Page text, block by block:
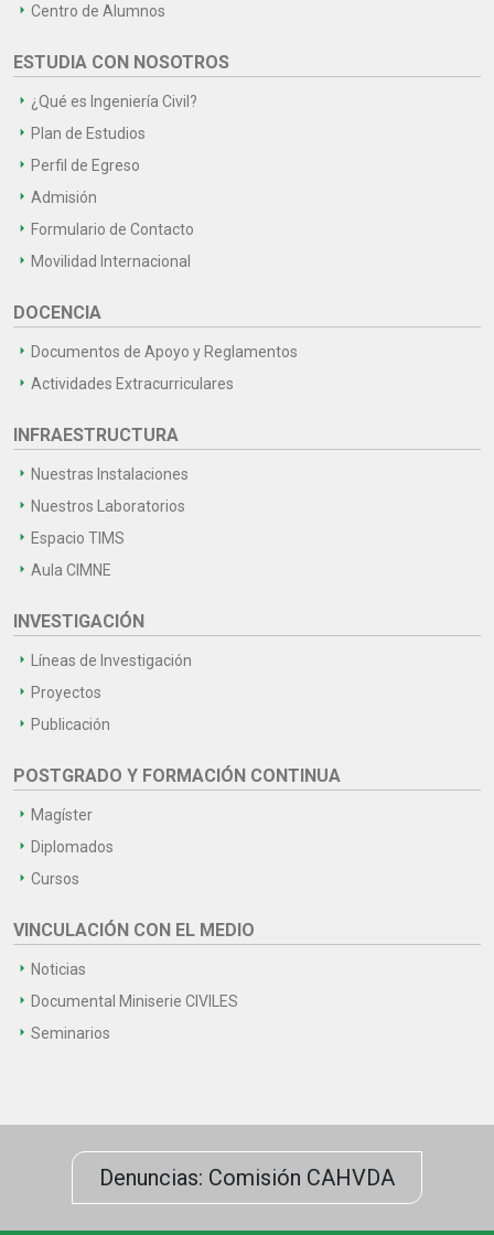
Centro de Alumnos
ESTUDIA CON NOSOTROS
¿Qué es Ingeniería Civil?
Plan de Estudios
Perfil de Egreso
Admisión
Formulario de Contacto
Movilidad Internacional
DOCENCIA
Documentos de Apoyo y Reglamentos
Actividades Extracurriculares
INFRAESTRUCTURA
Nuestras Instalaciones
Nuestros Laboratorios
Espacio TIMS
Aula CIMNE
INVESTIGACIÓN
Líneas de Investigación
Proyectos
Publicación
POSTGRADO Y FORMACIÓN CONTINUA
Magíster
Diplomados
Cursos
VINCULACIÓN CON EL MEDIO
Noticias
Documental Miniserie CIVILES
Seminarios
Denuncias: Comisión CAHVDA